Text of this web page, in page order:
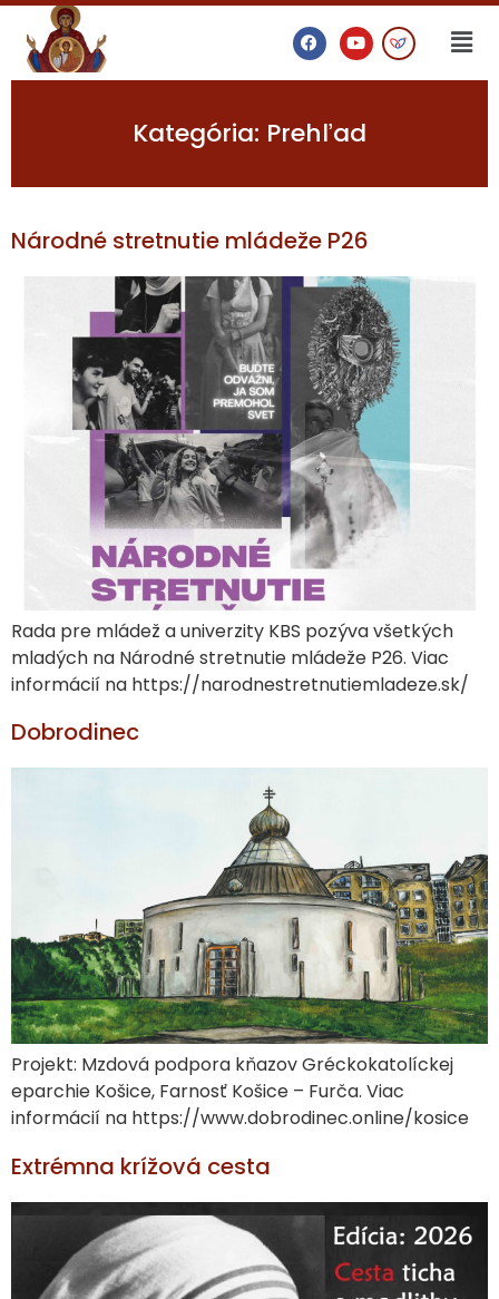
Kategória: Prehľad
Národné stretnutie mládeže P26
Rada pre mládež a univerzity KBS pozýva všetkých
mladých na Národné stretnutie mládeže P26. Viac
informácií na https://narodnestretnutiemladeze.sk/
Dobrodinec
Projekt: Mzdová podpora kňazov Gréckokatolíckej
eparchie Košice, Farnosť Košice – Furča. Viac
informácií na https://www.dobrodinec.online/kosice
Extrémna krížová cesta